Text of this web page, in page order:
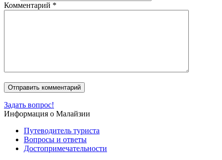
Комментарий *
Задать вопрос!
Информация о Малайзии
Путеводитель туриста
Вопросы и ответы
Достопримечательности